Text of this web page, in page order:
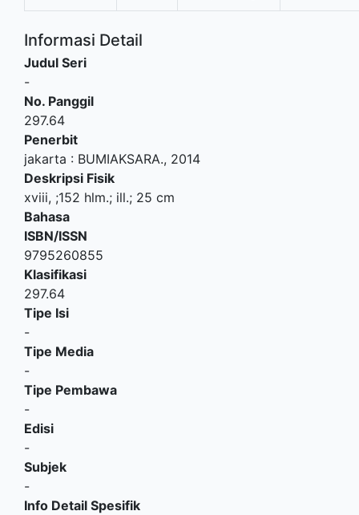
Informasi Detail
Judul Seri
-
No. Panggil
297.64
Penerbit
jakarta : BUMIAKSARA., 2014
Deskripsi Fisik
xviii, ;152 hlm.; ill.; 25 cm
Bahasa
ISBN/ISSN
9795260855
Klasifikasi
297.64
Tipe Isi
-
Tipe Media
-
Tipe Pembawa
-
Edisi
-
Subjek
-
Info Detail Spesifik